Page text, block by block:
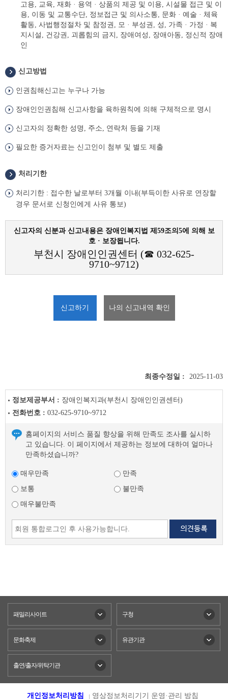
고용, 교육, 재화 · 용역 · 상품의 제공 및 이용, 시설물 접근 및 이
용, 이동 및 교통수단, 정보접근 및 의사소통, 문화 · 예술 · 체육
활동, 사법행정절차 및 참정권, 모 · 부성권, 성, 가족 · 가정 · 복
지시설, 건강권, 괴롭힘의 금지, 장애여성, 장애아동, 정신적 장애
인
신고방법
인권침해신고는 누구나 가능
장애인인권침해 신고사항을 육하원칙에 의해 구체적으로 명시
신고자의 정확한 성명, 주소, 연락처 등을 기재
필요한 증거자료는 신고인이 첨부 및 별도 제출
처리기한
처리기한 : 접수한 날로부터 3개월 이내(부득이한 사유로 연장할
경우 문서로 신청인에게 사유 통보)
신고자의 신분과 신고내용은 장애인복지법 제59조의5에 의해 보
호 · 보장됩니다.
부천시 장애인인권센터 (☎ 032-625-
9710~9712)
신고하기 나의 신고내역 확인
최종수정일 : 2025-11-03
정보제공부서 : 장애인복지과(부천시 장애인인권센터)
전화번호 : 032-625-9710~9712
홈페이지의 서비스 품질 향상을 위해 만족도 조사를 실시하
고 있습니다. 이 페이지에서 제공하는 정보에 대하여 얼마나
만족하셨습니까?
매우만족
만족
보통
불만족
매우불만족
패밀리사이트 구청
문화축제 유관기관
출연/출자/위탁기관
개인정보처리방침 영상정보처리기기 운영·관리 방침